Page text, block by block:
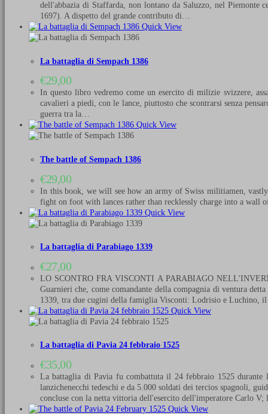
dell'abbazia di Staffarda, non lontano da Saluzzo, nel
1697). A dispetto del grande contributo di…
Quick View
La battaglia di Sempach 1386
€29,00
In questo libro vedremo come un esercito di milizie svizzere,
cavalieri a piedi, con le lance, piuttosto che scontrarsi senza
guerra tra la…
Quick View
The battle of Sempach 1386
€29,00
In this book, we will see how an army of Swiss militiamen,
fight on foot with lances rather than recklessly charge into a wall
Quick View
La battaglia di Parabiago 1339
€27,00
LO SCONTRO FRA VISCONTI A PARABIAGO
Guarnieri che, come comandante della compagnia di ventura
1339, tra due cugini della famiglia Visconti: Lodrisio e Luchino,
Quick View
La battaglia di Pavia 24 febbraio 1525
€35,00
La battaglia di Pavia fu combattuta il 24 febbraio 1525 durante
lanzichenecchi tedeschi e da 5.000 soldati dei tercios spagnoli,
concluse con la netta vittoria dell'esercito dell'imperatore Carlo V;
Quick View